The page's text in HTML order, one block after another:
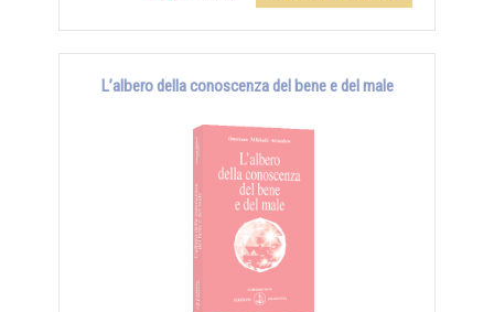
L’albero della conoscenza del bene e del male